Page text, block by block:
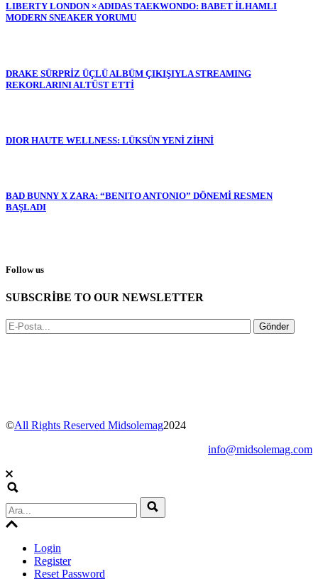
LIBERTY LONDON × ADIDAS TAEKWONDO: BABET İLHAMLI
MODERN SNEAKER YORUMU
DRAKE SÜRPRİZ ÜÇLÜ ALBÜM ÇIKIŞIYLA STREAMING
REKORLARINI ALTÜST ETTİ
DIOR HAUTE WELLNESS: LÜKSÜN YENİ ZİHNİ
BAD BUNNY X ZARA: “BENITO ANTONIO” DÖNEMİ RESMEN
BAŞLADI
Follow us
SUBSCRİBE TO OUR NEWSLETTER
Gönder
©All Rights Reserved Midsolemag2024
info@midsolemag.com
Login
Register
Reset Password